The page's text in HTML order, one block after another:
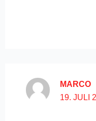
MARCO
19. JULI